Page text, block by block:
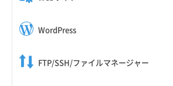
WordPress
FTP/SSH/ファイルマネージャー